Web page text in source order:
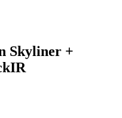
Skyliner +